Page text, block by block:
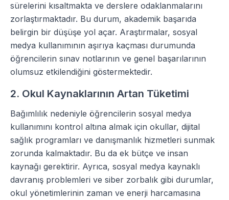
sürelerini kısaltmakta ve derslere odaklanmalarını
zorlaştırmaktadır. Bu durum, akademik başarıda
belirgin bir düşüşe yol açar. Araştırmalar, sosyal
medya kullanımının aşırıya kaçması durumunda
öğrencilerin sınav notlarının ve genel başarılarının
olumsuz etkilendiğini göstermektedir.
2. Okul Kaynaklarının Artan Tüketimi
Bağımlılık nedeniyle öğrencilerin sosyal medya
kullanımını kontrol altına almak için okullar, dijital
sağlık programları ve danışmanlık hizmetleri sunmak
zorunda kalmaktadır. Bu da ek bütçe ve insan
kaynağı gerektirir. Ayrıca, sosyal medya kaynaklı
davranış problemleri ve siber zorbalık gibi durumlar,
okul yönetimlerinin zaman ve enerji harcamasına